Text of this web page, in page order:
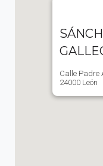
Calle Padre
24000 León